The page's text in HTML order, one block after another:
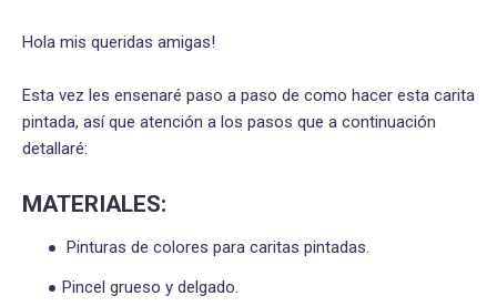
Hola mis queridas amigas!
Esta vez les ensenaré paso a paso de como hacer esta carita
pintada, así que atención a los pasos que a continuación
detallaré:
MATERIALES:
Pinturas de colores para caritas pintadas.
Pincel grueso y delgado.